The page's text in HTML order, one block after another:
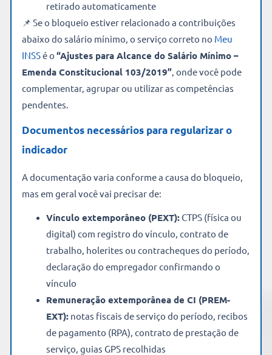
retirado automaticamente
📌 Se o bloqueio estiver relacionado a contribuições
abaixo do salário mínimo, o serviço correto no Meu
INSSé o “Ajustes para Alcance do Salário Mínimo –
Emenda Constitucional 103/2019”, onde você pode
complementar, agrupar ou utilizar as competências
pendentes.
Documentos necessários para regularizar o
indicador
A documentação varia conforme a causa do bloqueio,
mas em geral você vai precisar de:
Vínculo extemporâneo (PEXT): CTPS (física ou
digital) com registro do vínculo, contrato de
trabalho, holerites ou contracheques do período,
declaração do empregador confirmando o
vínculo
Remuneração extemporânea de CI (PREM-
EXT): notas fiscais de serviço do período, recibos
de pagamento (RPA), contrato de prestação de
serviço, guias GPS recolhidas